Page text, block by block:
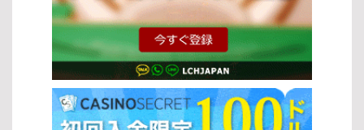
律の安全な環境の中で安心してプレイを始めることができます。
る機能で、追加の勝利チャンスを得られます。 マルチプライヤー:
配当を倍増させる機能で、高額当選を狙えます。 ボーナスラウンド:
特別なゲームモードで、通常よりも大きな報酬が期待できます。 こ
れらの基本操作と機能を理解することで、さまざまなスロットの種
類をより深く楽しむことができるでしょう。自分のスタイルに合っ
たプレイ方法を見つけて、効率よくゲームを進めてください。 人気
のスロットゲーム 代表的なゲームタイトル 特に人気の高いスロット
ゲームには、以下のようなタイトルがあります。 スターライトプリ
ンセス：幻想的な世界観と高いボーナス性能が魅力のスロットの種
上で多彩な演出やボーナス機能を搭載 プログレッシブジャックポッ
ト：プレイごとに賞金が増加し、大きな当たりが狙える 3Dスロッ
ト：高品質なグラフィックと没入感のある演出が魅力 オンラインス
ロットとランドカジノの違い オンラインスロットとランドカジノに
は、それぞれ異なるメリットがあります。スロットの攻略法を活か
すには、自分に合った環境を選ぶことも重要です。 特徴 オンライン
スロット ランドカジノ アクセス いつでもどこでもプレイ可能 特定
の場所でプレイ ボーナス 豊富な特典やプロモーション 基本的に特
典は少ない 環境 自宅など快適な環境 リアルなカジノ体験 スロット